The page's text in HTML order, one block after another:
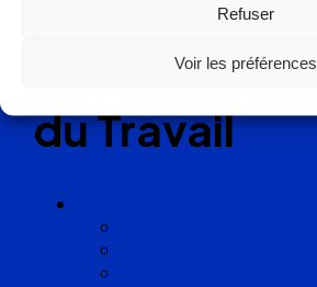
Refuser
Voir les préférences
en Droit
du Travail